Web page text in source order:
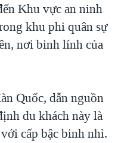
HẢI SÂM
TỪ NÔNG THÔN MỸ
Khu vực an ninh
khu phi quân sự
nơi binh lính của
Quốc, dẫn nguồn
du khách này là
cấp bậc binh nhì.